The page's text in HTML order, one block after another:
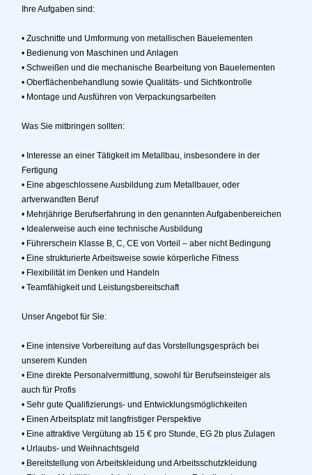
Ihre Aufgaben sind:
• Zuschnitte und Umformung von metallischen Bauelementen
• Bedienung von Maschinen und Anlagen
• Schweißen und die mechanische Bearbeitung von Bauelementen
• Oberflächenbehandlung sowie Qualitäts- und Sichtkontrolle
• Montage und Ausführen von Verpackungsarbeiten
Was Sie mitbringen sollten:
• Interesse an einer Tätigkeit im Metallbau, insbesondere in der
Fertigung
• Eine abgeschlossene Ausbildung zum Metallbauer, oder
artverwandten Beruf
• Mehrjährige Berufserfahrung in den genannten Aufgabenbereichen
• Idealerweise auch eine technische Ausbildung
• Führerschein Klasse B, C, CE von Vorteil – aber nicht Bedingung
• Eine strukturierte Arbeitsweise sowie körperliche Fitness
• Flexibilität im Denken und Handeln
• Teamfähigkeit und Leistungsbereitschaft
Unser Angebot für Sie:
• Eine intensive Vorbereitung auf das Vorstellungsgespräch bei
unserem Kunden
• Eine direkte Personalvermittlung, sowohl für Berufseinsteiger als
auch für Profis
• Sehr gute Qualifizierungs- und Entwicklungsmöglichkeiten
• Einen Arbeitsplatz mit langfristiger Perspektive
• Eine attraktive Vergütung ab 15 € pro Stunde, EG 2b plus Zulagen
• Urlaubs- und Weihnachtsgeld
• Bereitstellung von Arbeitskleidung und Arbeitsschutzkleidung